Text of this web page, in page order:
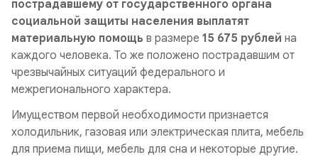
пострадавшему от государственного органа
социальной защиты населения выплатят
материальную помощь в размере 15 675 рублей на
каждого человека. То же положено пострадавшим от
чрезвычайных ситуаций федерального и
межрегионального характера.
Имуществом первой необходимости признается
холодильник, газовая или электрическая плита, мебель
для приема пищи, мебель для сна и некоторые другие.